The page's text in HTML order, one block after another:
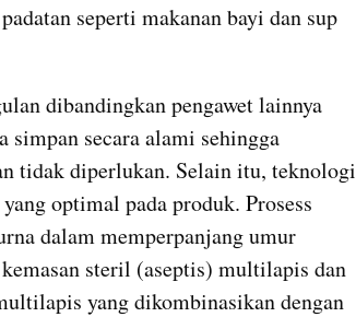
seperti makanan bayi dan sup
dibandingkan pengawet lainnya
simpan secara alami sehingga
tidak diperlukan. Selain itu, teknologi
optimal pada produk. Prosess
dalam memperpanjang umur
steril (aseptis) multilapis dan
yang dikombinasikan dengan